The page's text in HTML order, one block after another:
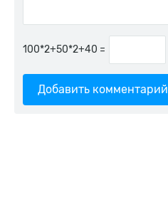
=
Добавить комментарий